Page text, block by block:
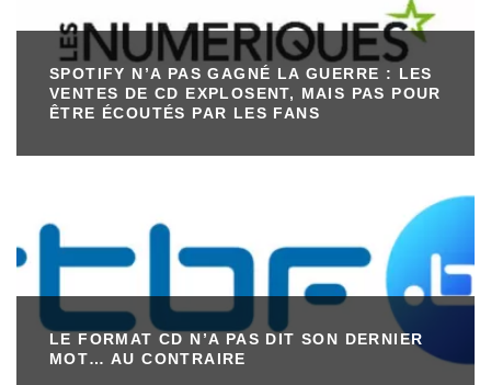
SPOTIFY N’A PAS GAGNÉ LA GUERRE : LES
VENTES DE CD EXPLOSENT, MAIS PAS POUR
ÊTRE ÉCOUTÉS PAR LES FANS
LE FORMAT CD N’A PAS DIT SON DERNIER
MOT… AU CONTRAIRE